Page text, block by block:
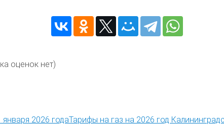
оценок нет)
Тарифы на газ на 2026 год